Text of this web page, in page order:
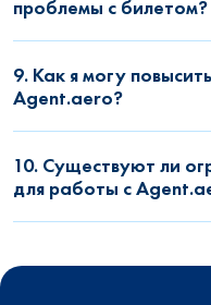
проблемы с билетом?
9. Как я могу
Agent.aero?
10. Существуют ли
для работы с